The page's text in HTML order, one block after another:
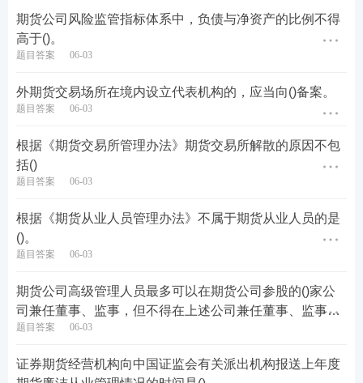
期货公司风险监管指标体系中，负债与净资产的比例不得
高于()。
题目答案 06-03
外期货交易场所在境内设立代表机构的，应当向()备案。
题目答案 06-03
根据《期货交易所管理办法》期货交易所解散的原因不包
括()
题目答案 06-03
根据《期货从业人员管理办法》不属于期货从业人员的是
()。
题目答案 06-03
期货公司高级管理人员最多可以在期货公司参股的()家公
司兼任董事、监事，但不得在上述公司兼任董事、监事之
外的职务，不得在其他营利性机构兼职或者从事其他经营
题目答案 06-03
证券期货经营机构向中国证监会有关派出机构报送上年度